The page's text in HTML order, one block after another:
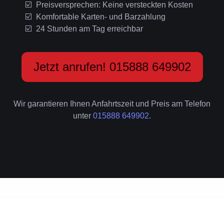
Preisversprechen: Keine versteckten Kosten
Komfortable Karten- und Barzahlung
24 Stunden am Tag erreichbar
Jetzt anrufen! 015888 649902
Wir garantieren Ihnen Anfahrtszeit und Preis am Telefon
unter 015888 649902.